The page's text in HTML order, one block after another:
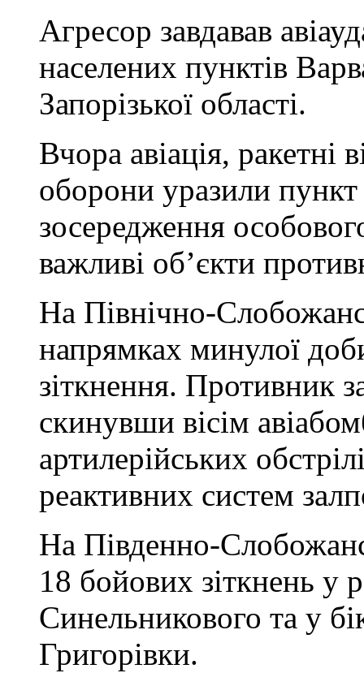
Агресор завдавав
населених пунктів
Запорізької області.
Вчора авіація, ракетні
оборони уразили
зосередження
важливі об’єкти
На Північно-
напрямках минулої
зіткнення. Противник
скинувши вісім
артилерійських
реактивних систем
На Південно-
18 бойових зіткнень у
Синельникового та у
Григорівки.